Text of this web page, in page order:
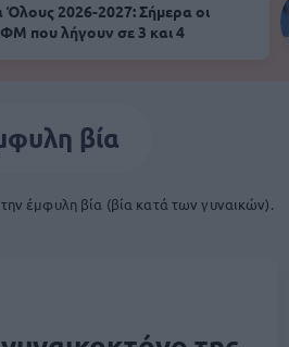
Όλους 2026-2027: Σήμερα οι
που λήγουν σε 3 και 4
βία
έμφυλη βία (βία κατά των γυναικών).